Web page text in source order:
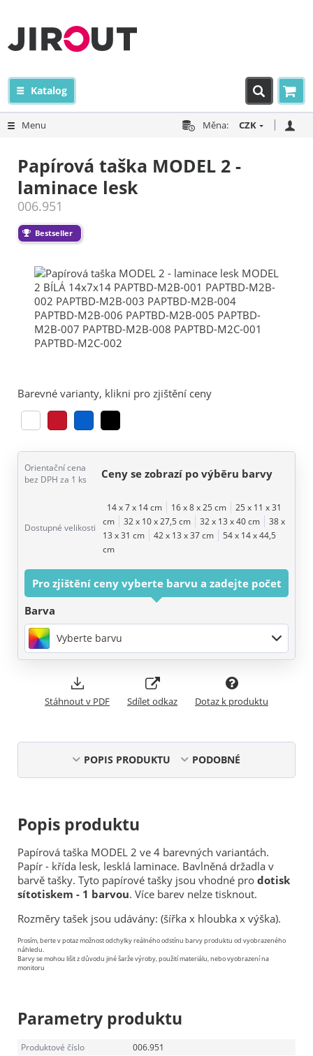
Katalog
Menu Měna: CZK
Papírová taška MODEL 2 -
laminace lesk
006.951
Bestseller
Barevné varianty, klikni pro zjištění ceny
Orientační cena
bez DPH za 1 ks
Ceny se zobrazí po výběru barvy
Dostupné velikosti
14 x 7 x 14 cm 16 x 8 x 25 cm
25 x 11 x 31
cm
32 x 10 x 27,5 cm 32 x 13 x 40 cm
38 x
13 x 31 cm
42 x 13 x 37 cm
54 x 14 x 44,5
cm
Pro zjištění ceny vyberte barvu a zadejte počet
Barva
Vyberte barvu
Stáhnout v PDF Sdílet odkaz Dotaz k produktu
POPIS PRODUKTU PODOBNÉ
Popis produktu
Papírová taška MODEL 2 ve 4 barevných variantách.
Papír - křída lesk, lesklá laminace. Bavlněná držadla v
barvě tašky. Tyto papírové tašky jsou vhodné pro dotisk
sítotiskem - 1 barvou. Více barev nelze tisknout.
Rozměry tašek jsou udávány: (šířka x hloubka x výška).
Prosím, berte v potaz možnost odchylky reálného odstínu barvy produktu od vyobrazeného
náhledu.
Barvy se mohou lišit z důvodu jiné šarže výroby, použití materiálu, nebo vyobrazení na
monitoru
Parametry produktu
Produktové číslo
006.951